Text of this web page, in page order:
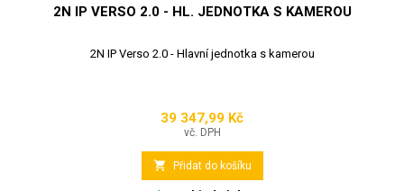
2N IP VERSO 2.0 - HL. JEDNOTKA S KAMEROU
2N IP Verso 2.0 - Hlavní jednotka s kamerou
Cena
39 347,99 Kč
vč. DPH
 Přidat do košíku